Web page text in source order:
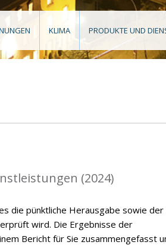
KLIMA PRODUKTE UND
(2024)
die pünktliche Herausgabe sowie der
wird. Die Ergebnisse der
Bericht für Sie zusammengefasst